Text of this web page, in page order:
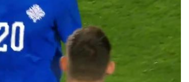
袭
像野人
元